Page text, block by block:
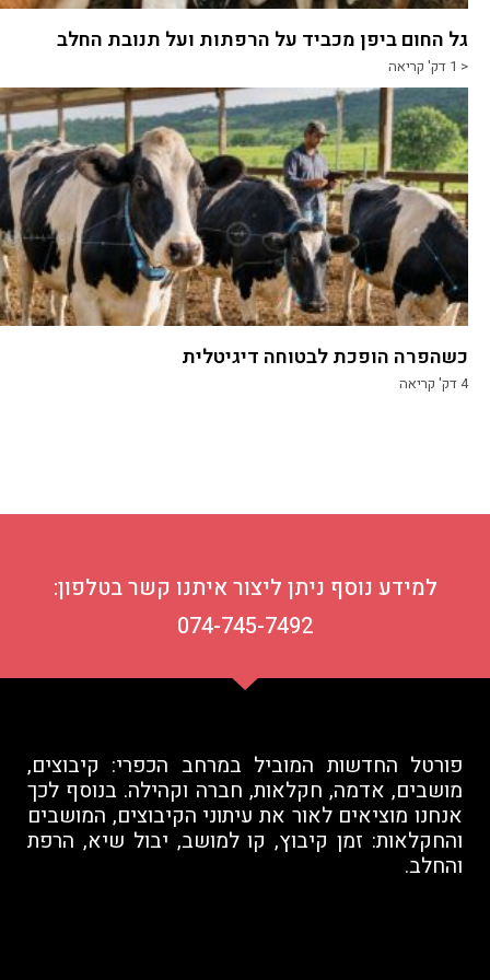
גל החום ביפן מכביד על הרפתות ועל תנובת החלב
< 1 דק' קריאה
כשהפרה הופכת לבטוחה דיגיטלית
4דק' קריאה
למידע נוסף ניתן ליצור איתנו קשר בטלפון:
074-745-7492
פורטל החדשות המוביל במרחב הכפרי: קיבוצים,
מושבים, אדמה, חקלאות, חברה וקהילה. בנוסף לכך
אנחנו מוציאים לאור את עיתוני הקיבוצים, המושבים
והחקלאות: זמן קיבוץ, קו למושב, יבול שיא, הרפת
והחלב.